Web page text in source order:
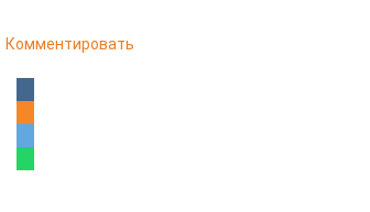
Комментировать